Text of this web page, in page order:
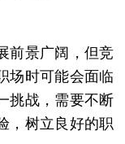
前景广阔，但竞
场时可能会面临
挑战，需要不断
，树立良好的职